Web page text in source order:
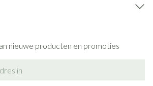
nieuwe producten en promoties